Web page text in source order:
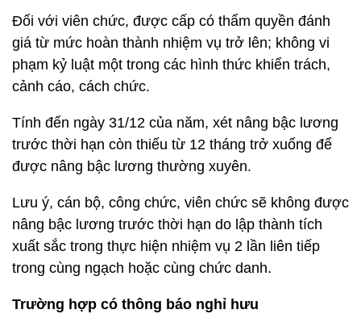
Đối với viên chức, được cấp có thẩm quyền đánh
giá từ mức hoàn thành nhiệm vụ trở lên; không vi
phạm kỷ luật một trong các hình thức khiển trách,
cảnh cáo, cách chức.
Tính đến ngày 31/12 của năm, xét nâng bậc lương
trước thời hạn còn thiếu từ 12 tháng trở xuống để
được nâng bậc lương thường xuyên.
Lưu ý, cán bộ, công chức, viên chức sẽ không được
nâng bậc lương trước thời hạn do lập thành tích
xuất sắc trong thực hiện nhiệm vụ 2 lần liên tiếp
trong cùng ngạch hoặc cùng chức danh.
Trường hợp có thông báo nghỉ hưu